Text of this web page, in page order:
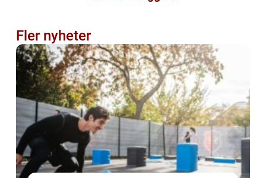
Fler nyheter